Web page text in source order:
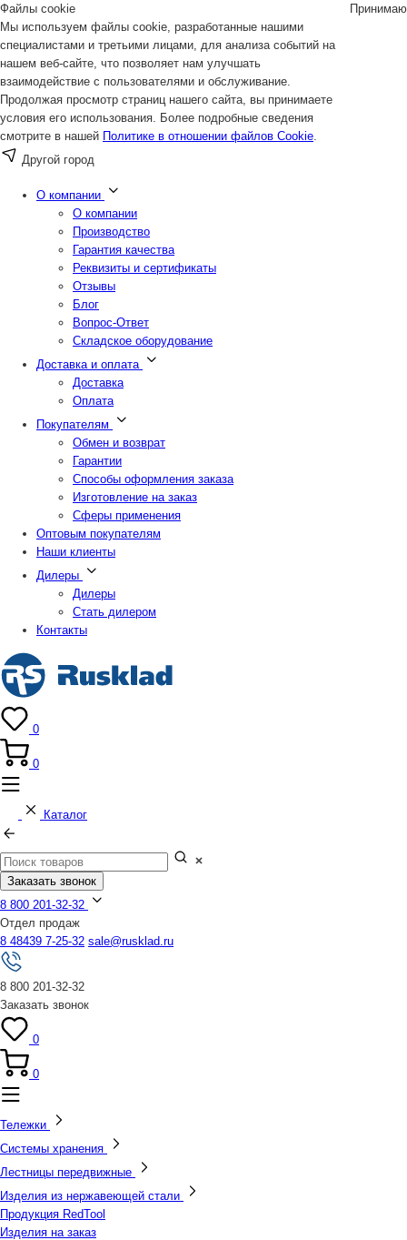
Файлы cookie
Мы используем файлы cookie, разработанные нашими
специалистами и третьими лицами, для анализа событий на
нашем веб-сайте, что позволяет нам улучшать
взаимодействие с пользователями и обслуживание.
Продолжая просмотр страниц нашего сайта, вы принимаете
условия его использования. Более подробные сведения
смотрите в нашей Политике в отношении файлов Cookie.
Принимаю
Другой город
О компании
О компании
Производство
Гарантия качества
Реквизиты и сертификаты
Отзывы
Блог
Вопрос-Ответ
Складское оборудование
Доставка и оплата
Доставка
Оплата
Покупателям
Обмен и возврат
Гарантии
Способы оформления заказа
Изготовление на заказ
Сферы применения
Оптовым покупателям
Наши клиенты
Дилеры
Дилеры
Стать дилером
Контакты
0
0
Каталог
Заказать звонок
8 800 201-32-32
Отдел продаж
8 48439 7-25-32 sale@rusklad.ru
8 800 201-32-32
Заказать звонок
0
0
Тележки
Системы хранения
Лестницы передвижные
Изделия из нержавеющей стали
Продукция RedTool
Изделия на заказ